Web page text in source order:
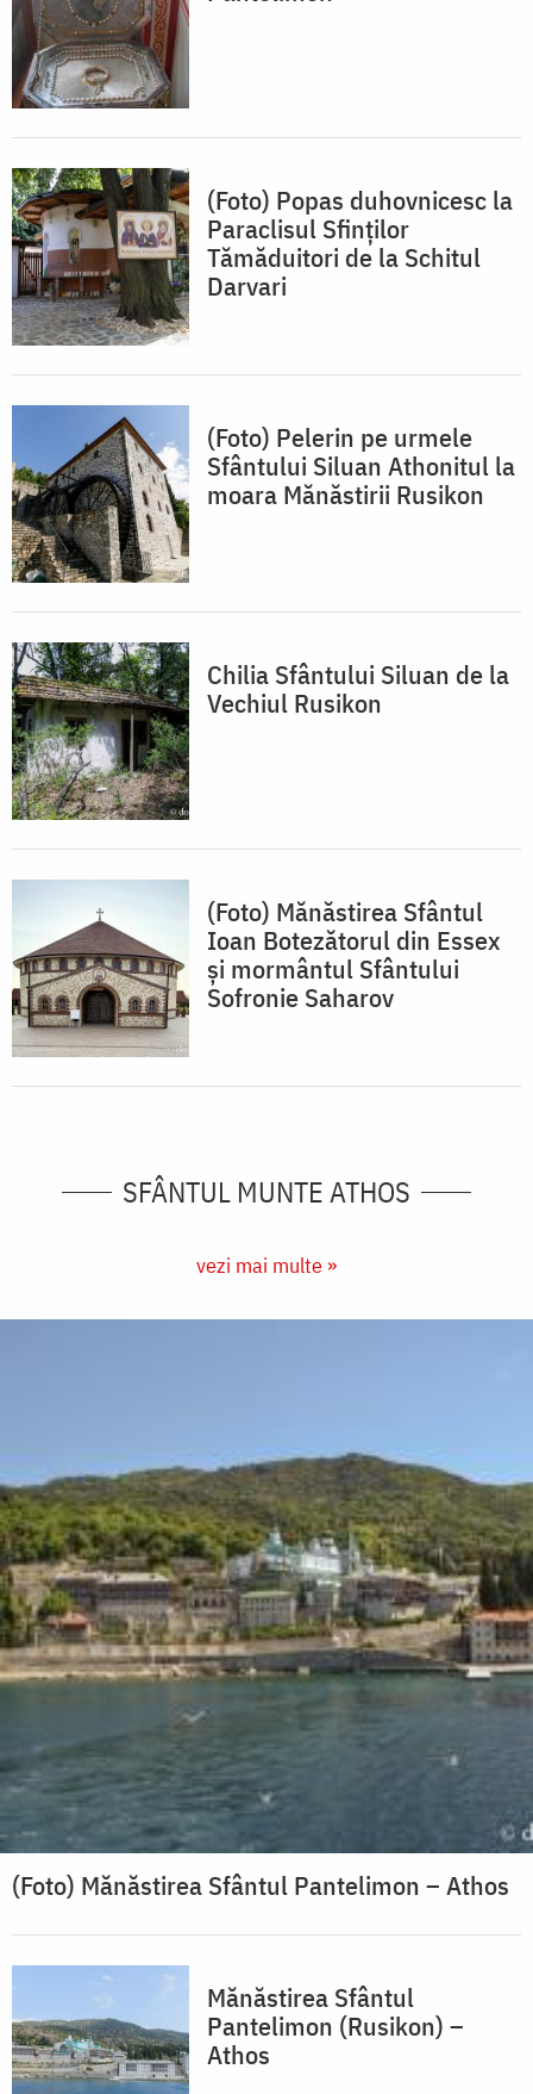
(Foto) Popas duhovnicesc la
Paraclisul Sfinților
Tămăduitori de la Schitul
Darvari
(Foto) Pelerin pe urmele
Sfântului Siluan Athonitul la
moara Mănăstirii Rusikon
Chilia Sfântului Siluan de la
Vechiul Rusikon
(Foto) Mănăstirea Sfântul
Ioan Botezătorul din Essex
și mormântul Sfântului
Sofronie Saharov
SFÂNTUL MUNTE ATHOS
vezi mai multe »
(Foto) Mănăstirea Sfântul Pantelimon – Athos
Mănăstirea Sfântul
Pantelimon (Rusikon) –
Athos